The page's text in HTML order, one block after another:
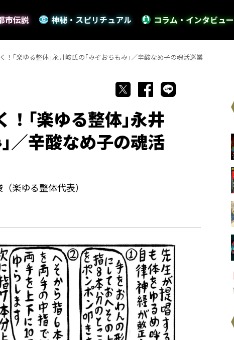
市伝説 神秘・スピリチュアル コラム・インタビュー
！｢楽ゆる整体｣永井峻氏の｢みぞおちもみ｣／辛酸なめ子の魂活巡業
！｢楽ゆる整体｣永井
／辛酸なめ子の魂活
楽ゆる整体代表）